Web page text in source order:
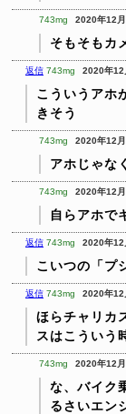
743mg 2020年12
そもそもカ
返信 743mg 2020年
こういうアホ
きそう
743mg 2020年12
アホじゃな
743mg 2020年12
自らアホで
返信 743mg 2020年
こいつの「プ
返信 743mg 2020年
ほらチャリカ
スはこういう
743mg 2020年12
な、バイク
るさいエン